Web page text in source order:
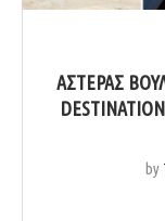
ΑΣΤΈΡΑΣ
by